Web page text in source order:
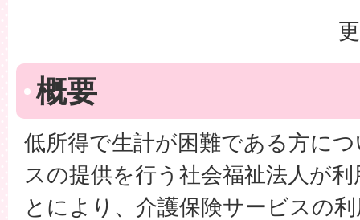
概要
低所得で生計が困難である方に
スの提供を行う社会福祉法人が
とにより、介護保険サービスの